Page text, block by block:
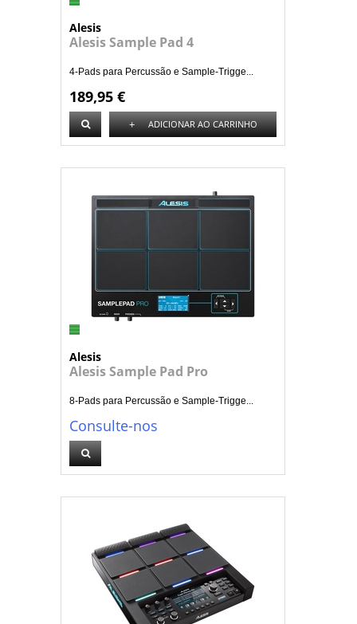
Alesis
Alesis Sample Pad 4
4-Pads para Percussão e Sample-Trigge...
189,95 €
+ ADICIONAR AO CARRINHO
Alesis
Alesis Sample Pad Pro
8-Pads para Percussão e Sample-Trigge...
Consulte-nos